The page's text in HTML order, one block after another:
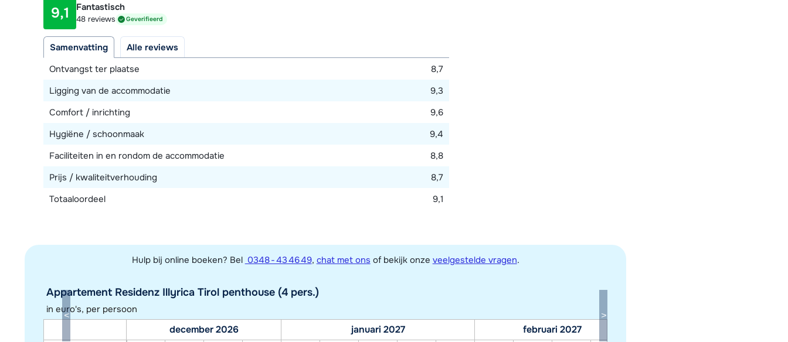
9,1 Fantastisch
48 reviews Geverifieerd
Samenvatting
Alle reviews
Ontvangst ter plaatse
8,7
Ligging van de accommodatie
9,3
Comfort / inrichting
9,6
Hygiëne / schoonmaak
9,4
Faciliteiten in en rondom de accommodatie
8,8
Prijs / kwaliteitverhouding
8,7
Totaaloordeel
9,1
Hulp bij online boeken? Bel 0348 - 43 46 49, chat met ons of bekijk onze veelgestelde vragen.
Appartement Residenz Illyrica Tirol penthouse (4 pers.)
in euro's, per persoon
december 2026 januari 2027 februari 2027